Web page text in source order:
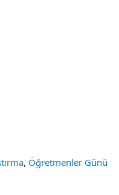
, Öğretmenler Günü